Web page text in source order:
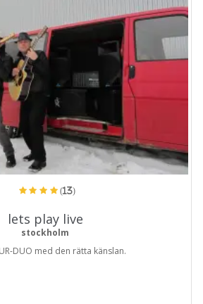
(13)
lets play live
stockholm
DUO med den rätta känslan.